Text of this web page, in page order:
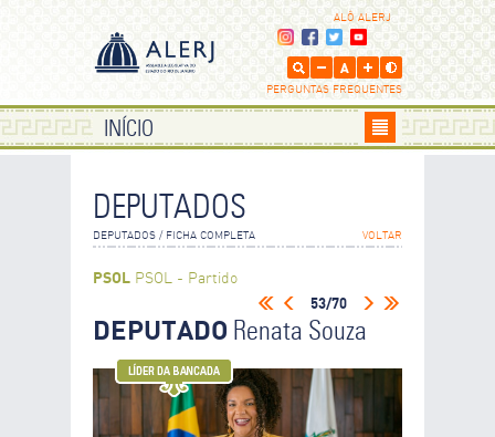
ALÔ ALERJ
PERGUNTAS FREQUENTES
INÍCIO
DEPUTADOS
DEPUTADOS / FICHA COMPLETA VOLTAR
53/70
PSOL PSOL - Partido
DEPUTADO Renata Souza